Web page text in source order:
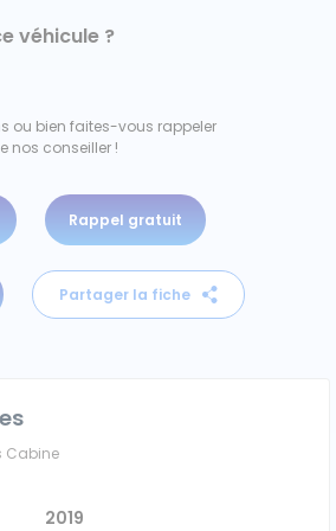
km
véhicule ?
ou bien faites-vous rappeler
nos conseiller !
Rappel gratuit
Partager la fiche
Cabine
2019